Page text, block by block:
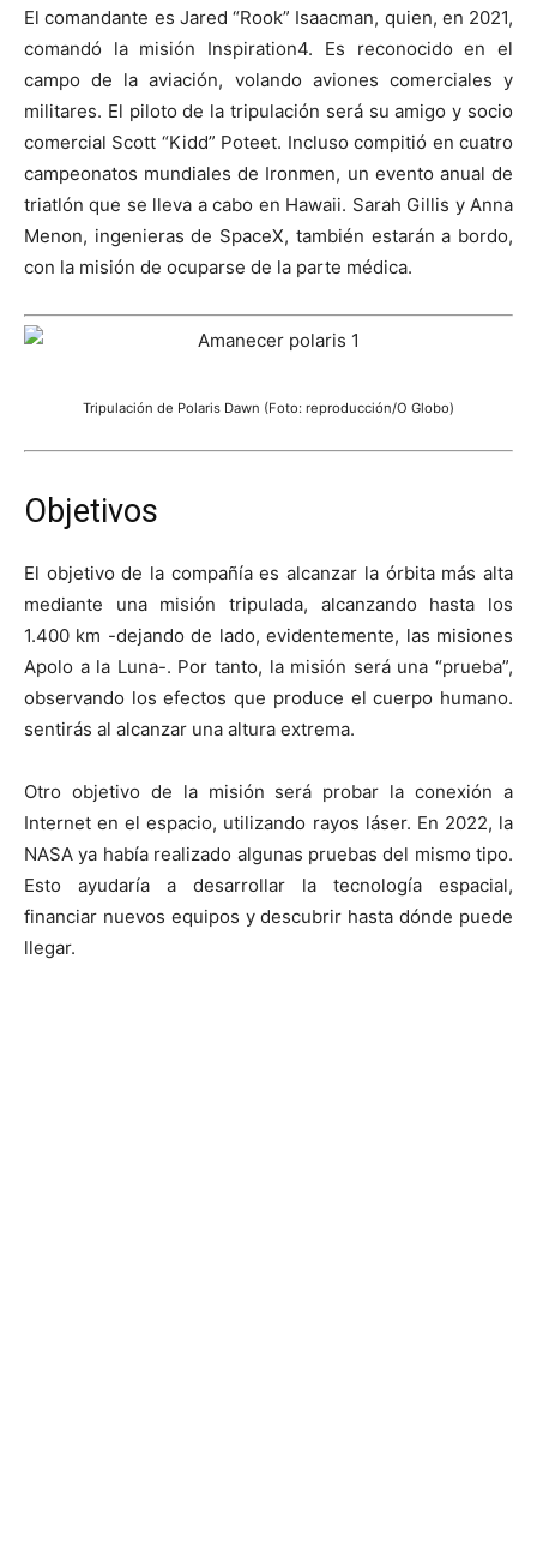
El comandante es Jared “Rook” Isaacman, quien, en 2021,
comandó la misión Inspiration4. Es reconocido en el
campo de la aviación, volando aviones comerciales y
militares. El piloto de la tripulación será su amigo y socio
comercial Scott “Kidd” Poteet. Incluso compitió en cuatro
campeonatos mundiales de Ironmen, un evento anual de
triatlón que se lleva a cabo en Hawaii. Sarah Gillis y Anna
Menon, ingenieras de SpaceX, también estarán a bordo,
con la misión de ocuparse de la parte médica.
Tripulación de Polaris Dawn (Foto: reproducción/O Globo)
Objetivos
El objetivo de la compañía es alcanzar la órbita más alta
mediante una misión tripulada, alcanzando hasta los
1.400 km -dejando de lado, evidentemente, las misiones
Apolo a la Luna-. Por tanto, la misión será una “prueba”,
observando los efectos que produce el cuerpo humano.
sentirás al alcanzar una altura extrema.
Otro objetivo de la misión será probar la conexión a
Internet en el espacio, utilizando rayos láser. En 2022, la
NASA ya había realizado algunas pruebas del mismo tipo.
Esto ayudaría a desarrollar la tecnología espacial,
financiar nuevos equipos y descubrir hasta dónde puede
llegar.